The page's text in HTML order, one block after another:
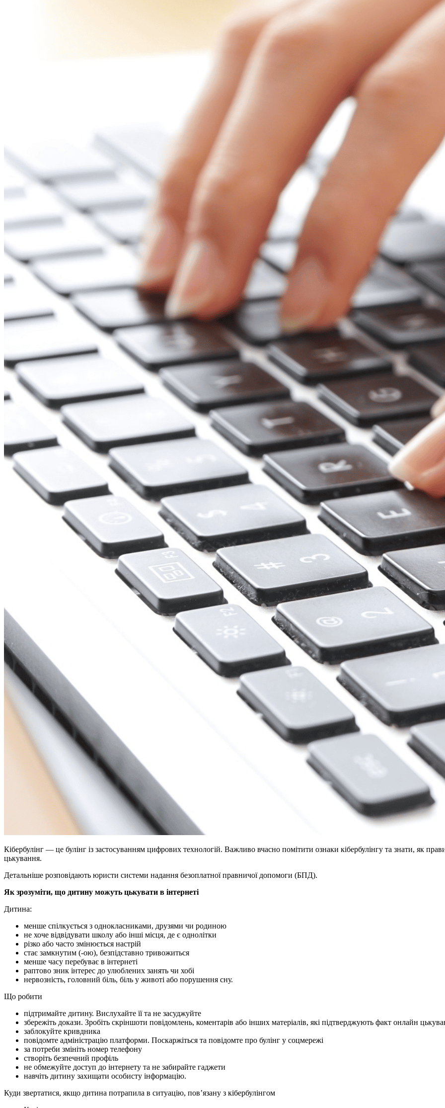
Кібербулінг — це булінг із застосуванням цифрових технологій. Важливо вчасно помітити ознаки кібербулінгу та знати, як
цькування.
Детальніше розповідають юристи системи надання безоплатної правничої допомоги (БПД).
Як зрозуміти, що дитину можуть цькувати в інтернеті
Дитина:
менше спілкується з однокласниками, друзями чи родиною
не хоче відвідувати школу або інші місця, де є однолітки
різко або часто змінюється настрій
стає замкнутим (-ою), безпідставно тривожиться
менше часу перебуває в інтернеті
раптово зник інтерес до улюблених занять чи хобі
нервозність, головний біль, біль у животі або порушення сну.
Що робити
підтримайте дитину. Вислухайте її та не засуджуйте
збережіть докази. Зробіть скріншоти повідомлень, коментарів або інших матеріалів, які підтверджують факт онлайн
заблокуйте кривдника
повідомте адміністрацію платформи. Поскаржіться та повідомте про булінг у соцмережі
за потреби змініть номер телефону
створіть безпечний профіль
не обмежуйте доступ до інтернету та не забирайте гаджети
навчіть дитину захищати особисту інформацію.
Куди звертатися, якщо дитина потрапила в ситуацію, пов’язану з кібербулінгом